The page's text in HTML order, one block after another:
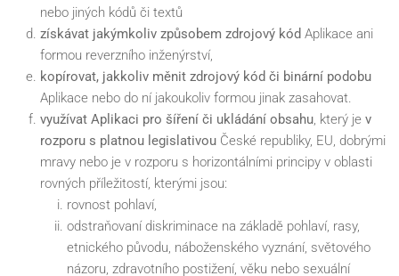
nebo jiných kódů či textů
získávat jakýmkoliv způsobem zdrojový kód Aplikace ani
formou reverzního inženýrství,
kopírovat, jakkoliv měnit zdrojový kód či binární podobu
Aplikace nebo do ní jakoukoliv formou jinak zasahovat.
využívat Aplikaci pro šíření či ukládání obsahu, který je v
rozporu s platnou legislativou České republiky, EU, dobrými
mravy nebo je v rozporu s horizontálními principy v oblasti
rovných příležitostí, kterými jsou:
rovnost pohlaví,
odstraňovaní diskriminace na základě pohlaví, rasy,
etnického původu, náboženského vyznání, světového
názoru, zdravotního postižení, věku nebo sexuální